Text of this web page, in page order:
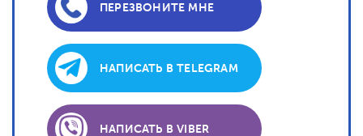
ПЕРЕЗВОНИТЕ МНЕ
НАПИСАТЬ В TELEGRAM
НАПИСАТЬ В VIBER